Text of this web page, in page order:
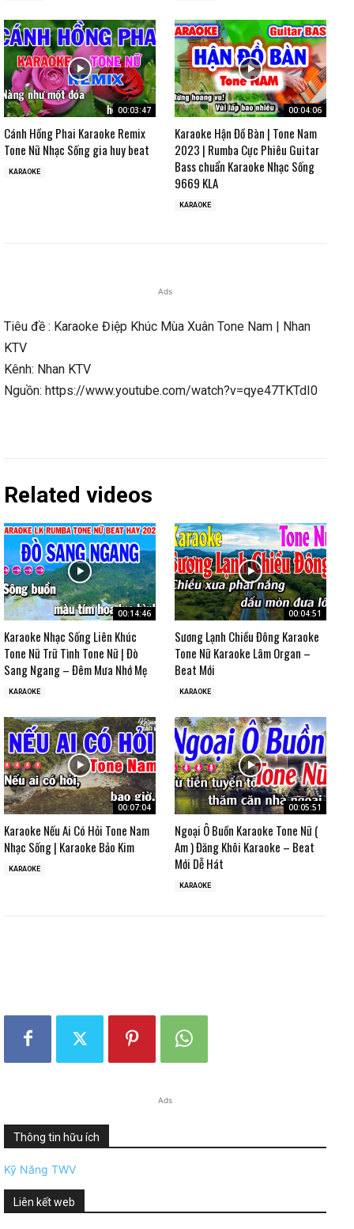
00:03:47
Cánh Hồng Phai Karaoke Remix
Tone Nữ Nhạc Sống gia huy beat
KARAOKE
00:04:06
Karaoke Hận Đồ Bàn | Tone Nam
2023 | Rumba Cực Phiêu Guitar
Bass chuẩn Karaoke Nhạc Sống
9669 KLA
KARAOKE
Ads
Tiêu đề : Karaoke Điệp Khúc Mùa Xuân Tone Nam | Nhan
KTV
Kênh: Nhan KTV
Nguồn: https://www.youtube.com/watch?v=qye47TKTdI0
Related videos
00:14:46
Karaoke Nhạc Sống Liên Khúc
Tone Nữ Trữ Tình Tone Nữ | Đò
Sang Ngang – Đêm Mưa Nhớ Mẹ
KARAOKE
00:04:51
Sương Lạnh Chiều Đông Karaoke
Tone Nữ Karaoke Lâm Organ –
Beat Mới
KARAOKE
00:07:04
Karaoke Nếu Ai Có Hỏi Tone Nam
Nhạc Sống | Karaoke Bảo Kim
KARAOKE
00:05:51
Ngoại Ô Buồn Karaoke Tone Nữ (
Am ) Đăng Khôi Karaoke – Beat
Mới Dễ Hát
KARAOKE
Ads
Thông tin hữu ích
Kỹ Năng TWV
Liên kết web